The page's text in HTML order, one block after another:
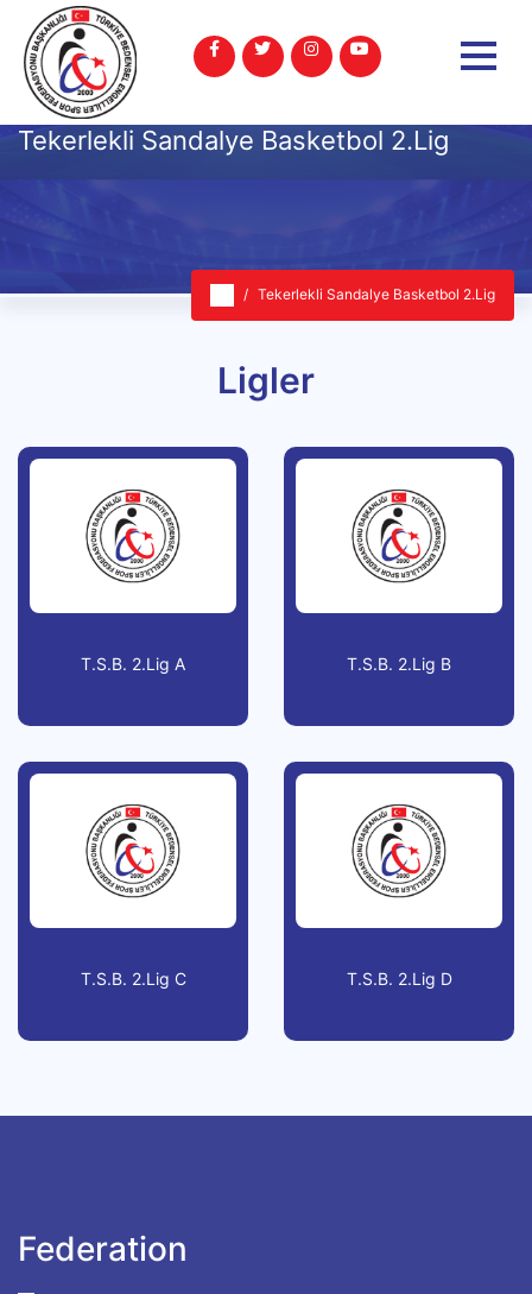
Tekerlekli Sandalye Basketbol 2.Lig
Tekerlekli Sandalye Basketbol 2.Lig
Ligler
T.S.B. 2.Lig A T.S.B. 2.Lig B
T.S.B. 2.Lig C T.S.B. 2.Lig D
Federation